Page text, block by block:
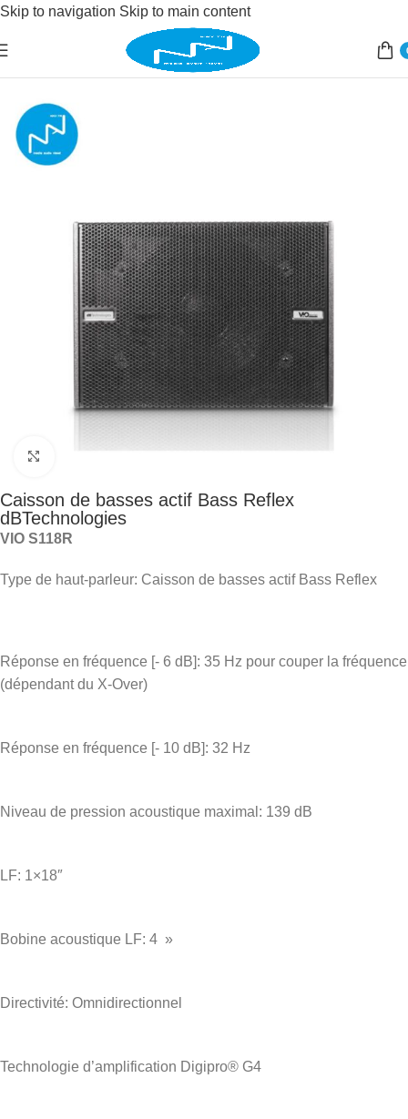
Skip to navigation Skip to main content
Sonorisation/ sonorisation live/
Caisson de basses actif Bass Reflex
dBTechnologies
VIO S118R
Type de haut-parleur: Caisson de basses actif Bass Reflex
Réponse en fréquence [- 6 dB]: 35 Hz pour couper la fréquence
(dépendant du X-Over)
Réponse en fréquence [- 10 dB]: 32 Hz
Niveau de pression acoustique maximal: 139 dB
LF: 1×18″
Bobine acoustique LF: 4 »
Directivité: Omnidirectionnel
Technologie d’amplification Digipro® G4